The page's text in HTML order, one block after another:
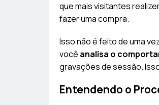
que mais visitantes
fazer uma compra.
Isso não é feito de uma
você analisa o
gravações de sessão.
Entendendo o